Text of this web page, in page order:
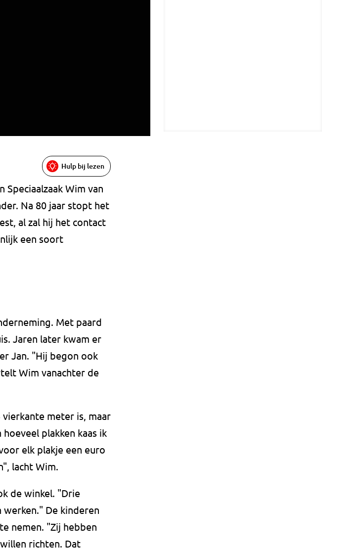
Hulp bij lezen
Speciaalzaak Wim van
Na 80 jaar stopt het
al zal hij het contact
een soort
Met paard
Jaren later kwam er
Jan. "Hij begon ook
Wim vanachter de
meter is, maar
plakken kaas ik
elk plakje een euro
lacht Wim.
de winkel. "Drie
De kinderen
nemen. "Zij hebben
richten. Dat